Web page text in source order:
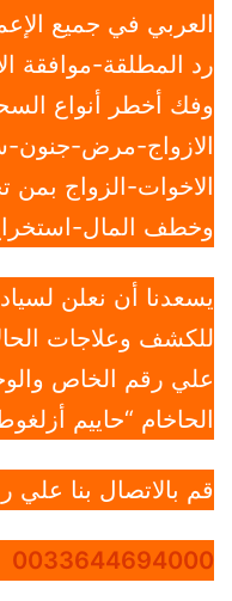
العربي في جميع
رد المطلقة-موافقة
وفك أخطر أنواع
الازواج-مرض-جنون-
الاخوات-الزواج بمن
وخطف المال-
يسعدنا أن نعلن
للكشف وعلاجات
علي رقم الخاص
الحاخام “حاييم
قم بالاتصال بنا علي
0033644694000